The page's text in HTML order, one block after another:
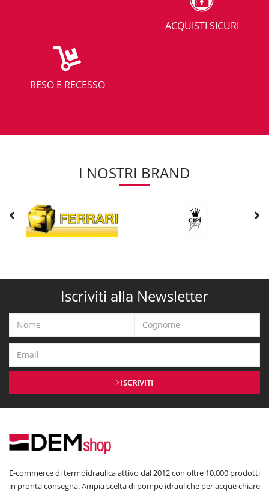
ACQUISTI SICURI
RESO E RECESSO
I NOSTRI BRAND
Iscriviti alla Newsletter
ISCRIVITI
E-commerce di termoidraulica attivo dal 2012 con oltre 10.000 prodotti
in pronta consegna. Ampia scelta di pompe idrauliche per acque chiare